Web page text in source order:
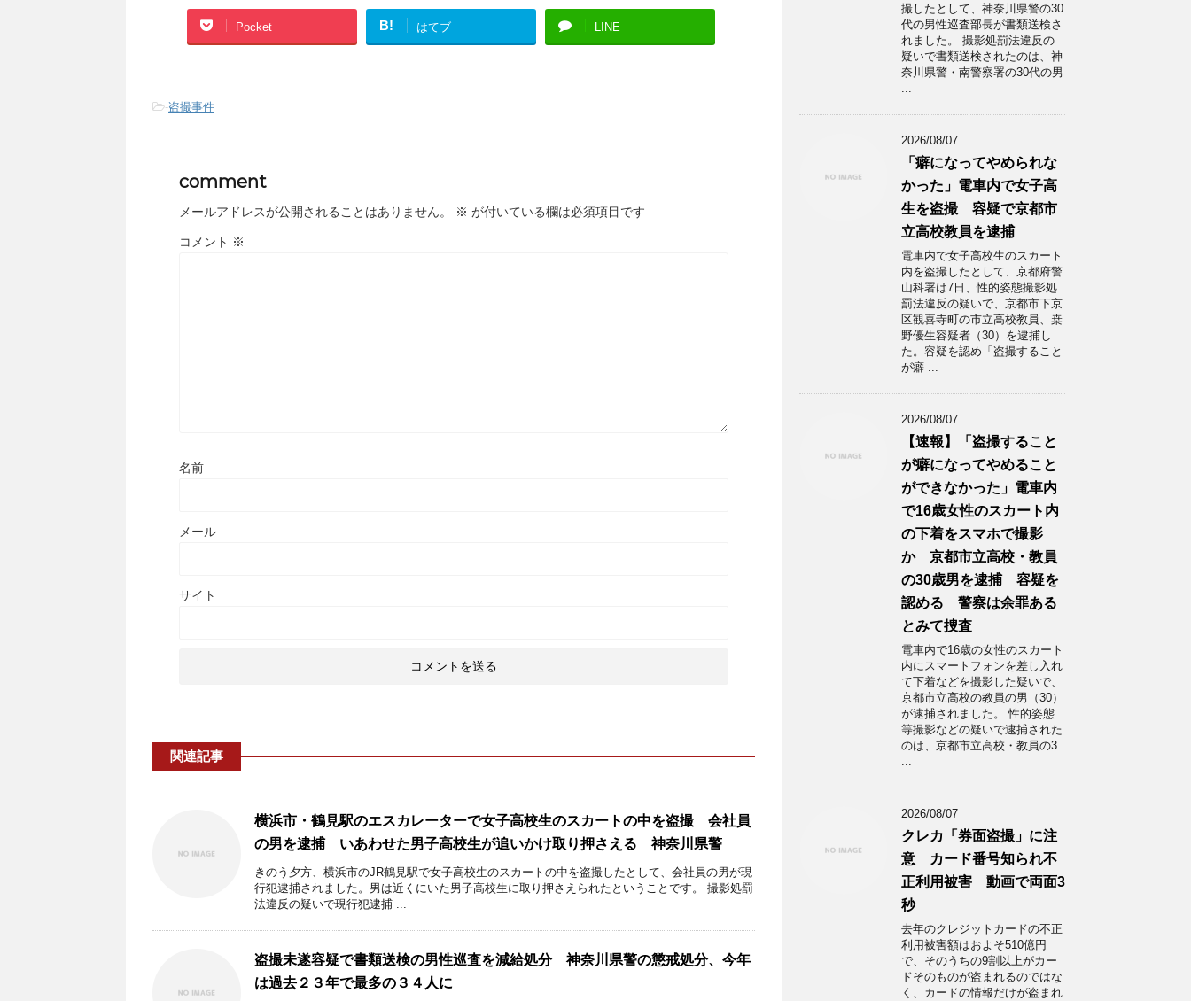
Pocket B! はてブ LINE
-盗撮事件
comment
メールアドレスが公開されることはありません。 ※ が付いている欄は必須項目です
コメント ※
名前
メール
サイト
関連記事
横浜市・鶴見駅のエスカレーターで女子高校生のスカートの中を盗撮 会社員
の男を逮捕 いあわせた男子高校生が追いかけ取り押さえる 神奈川県警
きのう夕方、横浜市のJR鶴見駅で女子高校生のスカートの中を盗撮したとして、会社員の男が現
行犯逮捕されました。男は近くにいた男子高校生に取り押さえられたということです。 撮影処罰
法違反の疑いで現行犯逮捕 ...
盗撮未遂容疑で書類送検の男性巡査を減給処分 神奈川県警の懲戒処分、今年
は過去２３年で最多の３４人に
撮したとして、神奈川県警の30
代の男性巡査部長が書類送検さ
れました。 撮影処罰法違反の
疑いで書類送検されたのは、神
奈川県警・南警察署の30代の男
...
2026/08/07
「癖になってやめられな
かった」電車内で女子高
生を盗撮 容疑で京都市
立高校教員を逮捕
電車内で女子高校生のスカート
内を盗撮したとして、京都府警
山科署は7日、性的姿態撮影処
罰法違反の疑いで、京都市下京
区観喜寺町の市立高校教員、桒
野優生容疑者（30）を逮捕し
た。容疑を認め「盗撮すること
が癖 ...
2026/08/07
【速報】「盗撮すること
が癖になってやめること
ができなかった」電車内
で16歳女性のスカート内
の下着をスマホで撮影
か 京都市立高校・教員
の30歳男を逮捕 容疑を
認める 警察は余罪ある
とみて捜査
電車内で16歳の女性のスカート
内にスマートフォンを差し入れ
て下着などを撮影した疑いで、
京都市立高校の教員の男（30）
が逮捕されました。 性的姿態
等撮影などの疑いで逮捕された
のは、京都市立高校・教員の3
...
2026/08/07
クレカ「券面盗撮」に注
意 カード番号知られ不
正利用被害 動画で両面3
秒
去年のクレジットカードの不正
利用被害額はおよそ510億円
で、そのうちの9割以上がカー
ドそのものが盗まれるのではな
く、カードの情報だけが盗まれ